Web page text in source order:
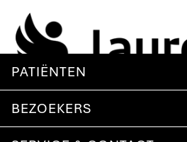
PATIËNTEN
BEZOEKERS